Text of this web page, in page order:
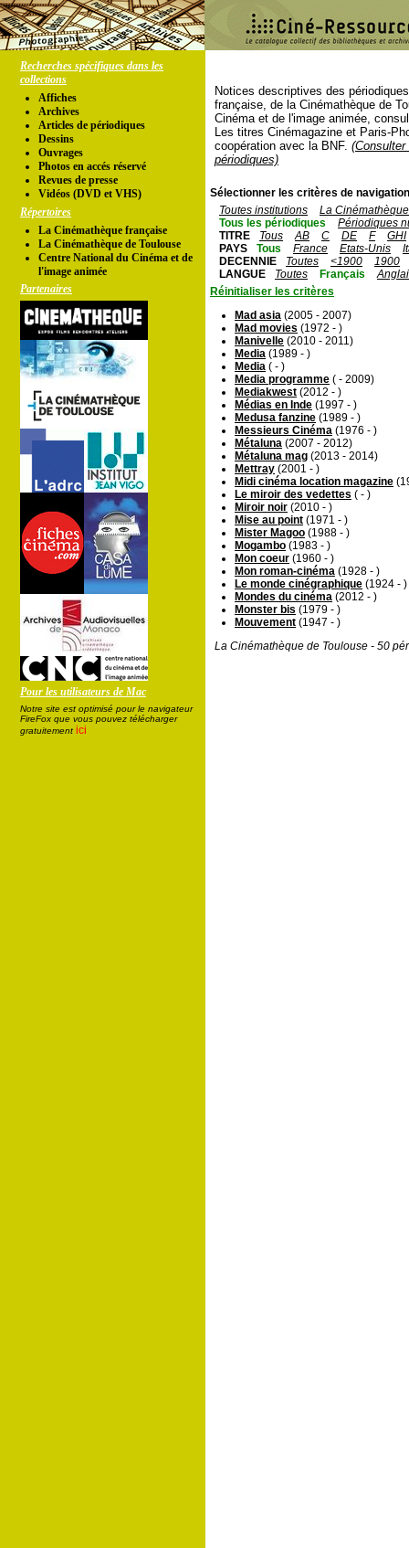
Recherches spécifiques dans les
collections
Affiches
Archives
Articles de périodiques
Dessins
Ouvrages
Photos en accés réservé
Revues de presse
Vidéos (DVD et VHS)
Répertoires
La Cinémathèque française
La Cinémathèque de Toulouse
Centre National du Cinéma et de
l'image animée
Partenaires
Pour les utilisateurs de Mac
Notre site est optimisé pour le navigateur
FireFox que vous pouvez télécharger
gratuitement ici
Notices descriptives des
française, de la Cinémathèque de
Cinéma et de l'image animée,
Les titres Cinémagazine et Paris-
coopération avec la BNF.
périodiques)
Sélectionner les critères de
Toutes institutions
La
Tous les périodiques
Périodiques
TITRE
Tous AB C DE F
GHI
PAYS
Tous France Etats-Unis
DECENNIE
Toutes <1900
1900
LANGUE
Toutes Français
Réinitialiser les critères
Mad asia (2005 - 2007)
Mad movies (1972 - )
Manivelle (2010 - 2011)
Media (1989 - )
Media ( - )
Media programme ( - 2009)
Mediakwest (2012 - )
Médias en Inde (1997 - )
Medusa fanzine (1989 - )
Messieurs Cinéma (1976 - )
Métaluna (2007 - 2012)
Métaluna mag (2013 - 2014)
Mettray (2001 - )
Midi cinéma location magazine
Le miroir des vedettes ( - )
Miroir noir (2010 - )
Mise au point (1971 - )
Mister Magoo (1988 - )
Mogambo (1983 - )
Mon coeur (1960 - )
Mon roman-cinéma (1928 - )
Le monde cinégraphique (1924 - )
Mondes du cinéma (2012 - )
Monster bis (1979 - )
Mouvement (1947 - )
La Cinémathèque de Toulouse - 50